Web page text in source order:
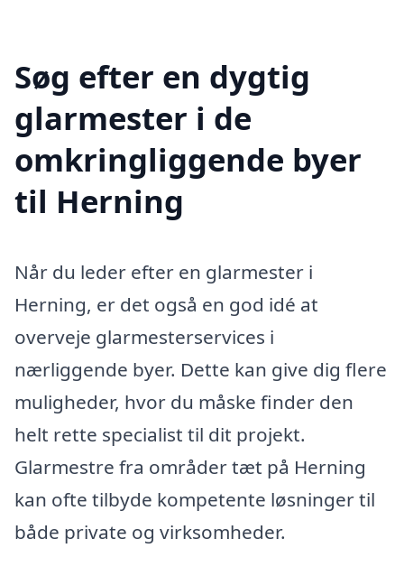
Søg efter en dygtig
glarmester i de
omkringliggende byer
til Herning
Når du leder efter en glarmester i
Herning, er det også en god idé at
overveje glarmesterservices i
nærliggende byer. Dette kan give dig flere
muligheder, hvor du måske finder den
helt rette specialist til dit projekt.
Glarmestre fra områder tæt på Herning
kan ofte tilbyde kompetente løsninger til
både private og virksomheder.